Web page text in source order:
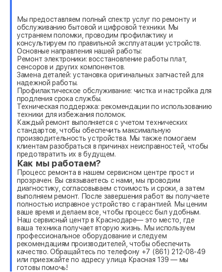
Мы предоставляем полный спектр услуг по ремонту и
обслуживанию бытовой и цифровой техники. Мы
устраняем поломки, проводим профилактику и
консультируем по правильной эксплуатации устройств.
Основные направления нашей работы:
Ремонт электроники: восстановление работы плат,
сенсоров и других компонентов.
Замена деталей: установка оригинальных запчастей для
надежной работы.
Профилактическое обслуживание: чистка и настройка для
продления срока службы.
Техническая поддержка: рекомендации по использованию
техники для избежания поломок.
Каждый ремонт выполняется с учетом технических
стандартов, чтобы обеспечить максимальную
производительность устройства. Мы также помогаем
клиентам разобраться в причинах неисправностей, чтобы
предотвратить их в будущем.
Как мы работаем?
Процесс ремонта в нашем сервисном центре прост и
прозрачен. Вы связываетесь с нами, мы проводим
диагностику, согласовываем стоимость и сроки, а затем
выполняем ремонт. После завершения работ вы получаете
полностью исправное устройство с гарантией. Мы ценим
ваше время и делаем все, чтобы процесс был удобным.
Наш сервисный центр в Краснодаре— это место, где
ваша техника получает вторую жизнь. Мы используем
профессиональное оборудование и следуем
рекомендациям производителей, чтобы обеспечить
качество. Обращайтесь по телефону +7 (861) 212-08-49
или приезжайте по адресу улица Красная 139 — мы
готовы помочь!